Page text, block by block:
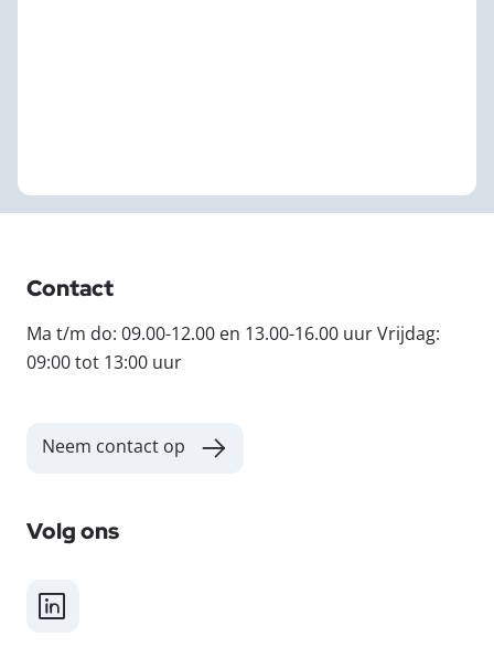
Contact
Ma t/m do: 09.00-12.00 en 13.00-16.00 uur Vrijdag:
09:00 tot 13:00 uur
Neem contact op
Volg ons
LinkedIn